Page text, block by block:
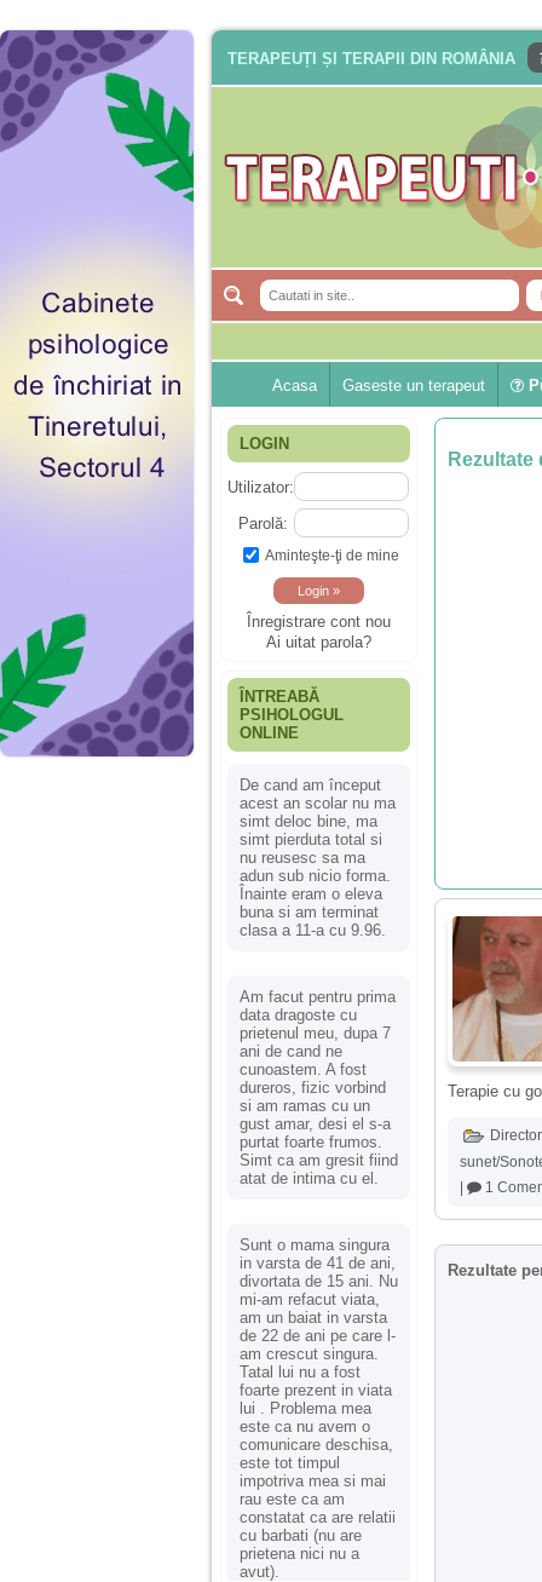
TERAPEUȚI ȘI TERAPII DIN ROMÂNIA
Acasa Gaseste un terapeut
LOGIN
Utilizator:
Parolă:
Aminteşte-ţi de mine
Înregistrare cont nou
Ai uitat parola?
ÎNTREABĂ
PSIHOLOGUL
ONLINE
De cand am început
acest an scolar nu ma
simt deloc bine, ma
simt pierduta total si
nu reusesc sa ma
adun sub nicio forma.
Înainte eram o eleva
buna si am terminat
clasa a 11-a cu 9.96.
Am facut pentru prima
data dragoste cu
prietenul meu, dupa 7
ani de cand ne
cunoastem. A fost
dureros, fizic vorbind
si am ramas cu un
gust amar, desi el s-a
purtat foarte frumos.
Simt ca am gresit fiind
atat de intima cu el.
Sunt o mama singura
in varsta de 41 de ani,
divortata de 15 ani. Nu
mi-am refacut viata,
am un baiat in varsta
de 22 de ani pe care l-
am crescut singura.
Tatal lui nu a fost
foarte prezent in viata
lui . Problema mea
este ca nu avem o
comunicare deschisa,
este tot timpul
impotriva mea si mai
rau este ca am
constatat ca are relatii
cu barbati (nu are
prietena nici nu a
avut).
Rezultate
Terapie cu
sunet/
1
Rezultate